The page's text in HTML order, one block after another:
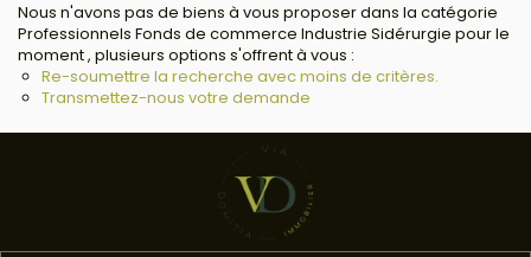
Nous n'avons pas de biens à vous proposer dans la catégorie
Professionnels Fonds de commerce Industrie Sidérurgie pour le
moment , plusieurs options s'offrent à vous :
Re-soumettre la recherche avec moins de critères.
Transmettez-nous votre demande